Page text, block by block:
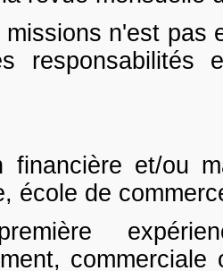
n'est pas
responsabilités
financière et/ou
école de